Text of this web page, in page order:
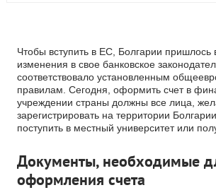
Чтобы вступить в ЕС, Болгарии пришлось
изменения в свое банковское
соответствовало установленным
правилам. Сегодня, оформить счет в
учреждении страны должны все лица,
зарегистрировать на территории
поступить в местный университет или
Документы, необходимые
оформления счета